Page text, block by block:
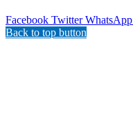
Facebook Twitter WhatsApp
Back to top button